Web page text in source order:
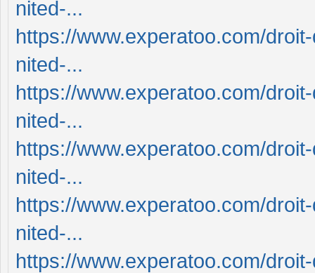
nited-...
https://www.experatoo.com/
nited-...
https://www.experatoo.com/
nited-...
https://www.experatoo.com/
nited-...
https://www.experatoo.com/
nited-...
https://www.experatoo.com/